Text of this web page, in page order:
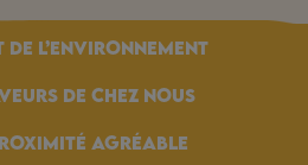
de l’environnement
de chez nous
agréable